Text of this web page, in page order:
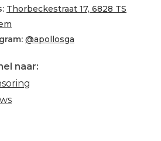
Thorbeckestraat 17, 6828 TS
@apollosga
naar: